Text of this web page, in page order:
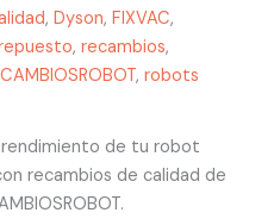
, Dyson, FIXVAC,
, recambios,
, robots
de tu robot
recambios de calidad de